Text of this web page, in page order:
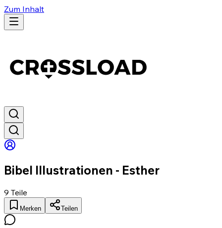
Zum Inhalt
Bibel Illustrationen - Esther
9 Teile
Merken Teilen